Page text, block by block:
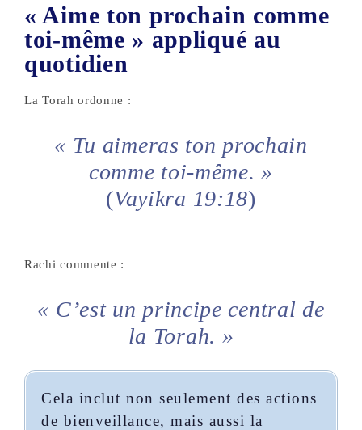
« Aime ton prochain comme
toi-même » appliqué au
quotidien
La Torah ordonne :
« Tu aimeras ton prochain
comme toi-même. »
(Vayikra 19:18)
Rachi commente :
« C’est un principe central de
la Torah. »
Cela inclut non seulement des actions
de bienveillance, mais aussi la